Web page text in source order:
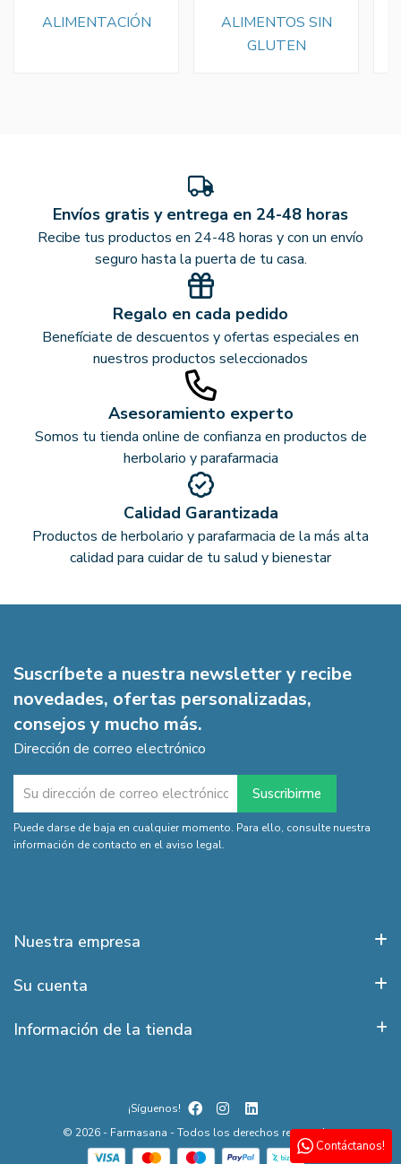
ALIMENTACIÓN
ALIMENTOS SIN
GLUTEN
Envíos gratis y entrega en 24-48 horas
Recibe tus productos en 24-48 horas y con un envío
seguro hasta la puerta de tu casa.
Regalo en cada pedido
Benefíciate de descuentos y ofertas especiales en
nuestros productos seleccionados
Asesoramiento experto
Somos tu tienda online de confianza en productos de
herbolario y parafarmacia
Calidad Garantizada
Productos de herbolario y parafarmacia de la más alta
calidad para cuidar de tu salud y bienestar
Suscríbete a nuestra newsletter y recibe
novedades, ofertas personalizadas,
consejos y mucho más.
Dirección de correo electrónico
Puede darse de baja en cualquier momento. Para ello, consulte nuestra
información de contacto en el aviso legal.
Nuestra empresa
Su cuenta
Información de la tienda
© 2026 - Farmasana - Todos los derechos reservados
¡Síguenos!
Contáctanos!